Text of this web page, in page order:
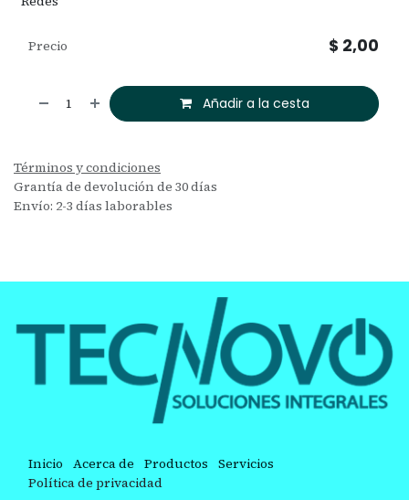
Añadir a la cesta
Precio $ 2,00
Términos y condiciones
Grantía de devolución de 30 días
Envío: 2-3 días laborables
Inicio Acerca de Productos Servicios
Política de privacidad